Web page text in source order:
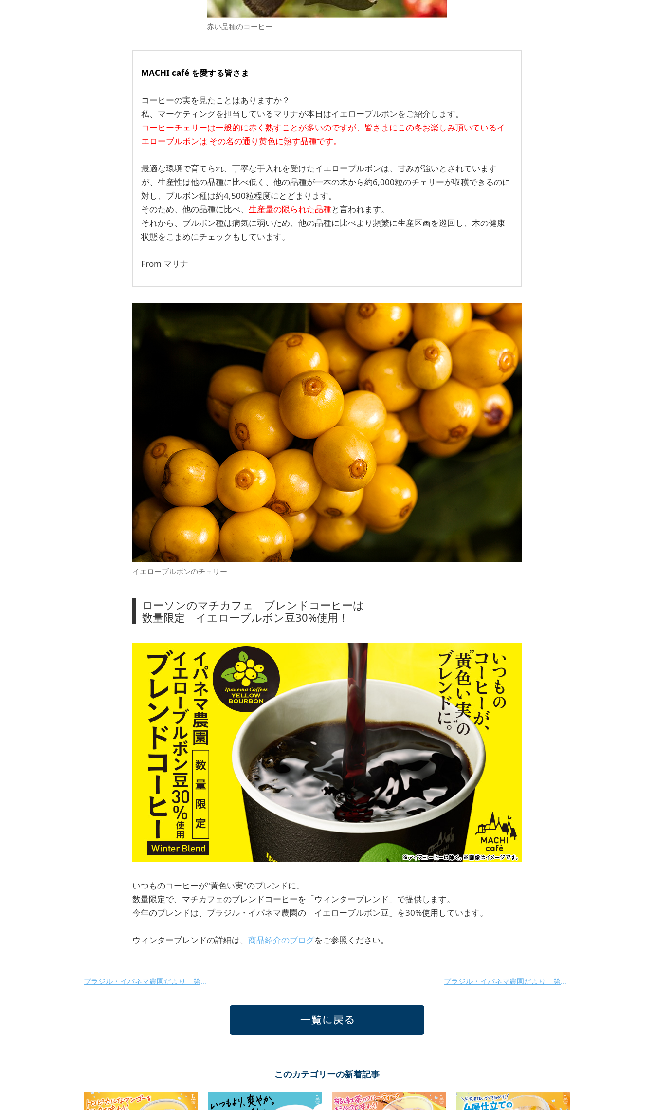
赤い品種のコーヒー
MACHI café を愛する皆さま
コーヒーの実を見たことはありますか？
私、マーケティングを担当しているマリナが本日はイエローブルボンをご紹介します。
コーヒーチェリーは一般的に赤く熟すことが多いのですが、皆さまにこの冬お楽しみ頂いているイ
エローブルボンは その名の通り黄色に熟す品種です。
最適な環境で育てられ、丁寧な手入れを受けたイエローブルボンは、甘みが強いとされています
が、生産性は他の品種に比べ低く、他の品種が一本の木から約6,000粒のチェリーが収穫できるのに
対し、ブルボン種は約4,500粒程度にとどまります。
そのため、他の品種に比べ、 生産量の限られた品種と言われます。
それから、ブルボン種は病気に弱いため、他の品種に比べより頻繁に生産区画を巡回し、木の健康
状態をこまめにチェックもしています。
From マリナ
イエローブルボンのチェリー
ローソンのマチカフェ ブレンドコーヒーは
数量限定 イエローブルボン豆30%使用！
いつものコーヒーが"黄色い実"のブレンドに。
数量限定で、マチカフェのブレンドコーヒーを「ウィンターブレンド」で提供します。
今年のブレンドは、ブラジル・イパネマ農園の「イエローブルボン豆」を30%使用しています。
ウィンターブレンドの詳細は、 商品紹介のブログをご参照ください。
ブラジル・イパネマ農園だより 第3回 ブラジル・イパネマ農園だより 第1回
このカテゴリーの新着記事